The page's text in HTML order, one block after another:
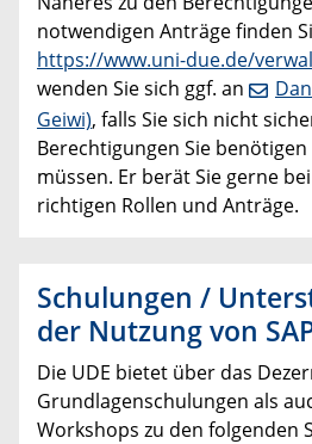
notwendigen Anträge finden
https://www.uni-due.de/
wenden Sie sich ggf. an
Geiwi), falls Sie sich nicht
Berechtigungen Sie
müssen. Er berät Sie gerne
richtigen Rollen und Anträge.
Schulungen /
der Nutzung von
Die UDE bietet über das
Grundlagenschulungen als
Workshops zu den folgenden